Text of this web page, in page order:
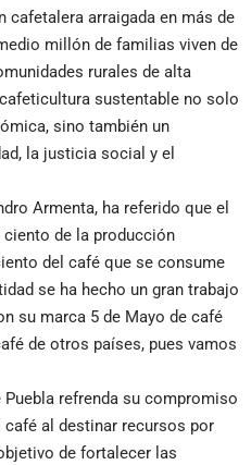
cafetalera arraigada en más de
millón de familias viven de
rurales de alta
sustentable no solo
sino también un
la justicia social y el
Armenta, ha referido que el
ciento de la producción
del café que se consume
se ha hecho un gran trabajo
su marca 5 de Mayo de café
de otros países, pues vamos
refrenda su compromiso
al destinar recursos por
de fortalecer las